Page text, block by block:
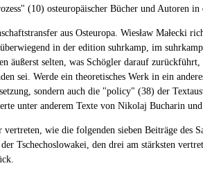
(10) osteuropäischer Bücher und Autoren
aus Osteuropa. Wiesław
in der edition suhrkamp, im
äußerst selten, was Schögler darauf
sei. Werde ein theoretisches Werk in ein
sondern auch die "policy" (38) der
unter anderem Texte von Nikolaj Bucharin und
vertreten, wie die folgenden sieben Beiträge
Tschechoslowakei, den drei am stärksten